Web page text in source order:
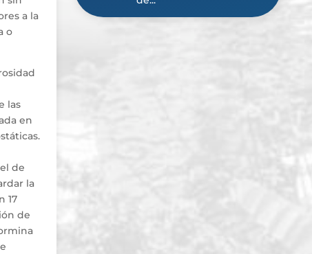
a la
o
las
en
de
la
17
de